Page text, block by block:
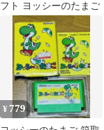
フト ヨッシーのたまご
¥ 779